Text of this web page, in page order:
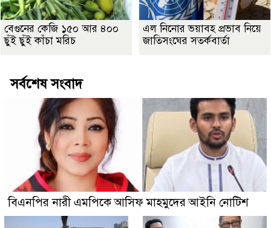
বেগুনের কেজি ১৫০ আর ৪০০
ছুঁই ছুঁই কাঁচা মরিচ
এল নিনোর ভয়াবহ প্রভাব নিয়ে
জাতিসংঘের সতর্কবার্তা
সর্বশেষ সংবাদ
বিএনপির নারী এমপিকে আসিফ মাহমুদের আইনি নোটিশ